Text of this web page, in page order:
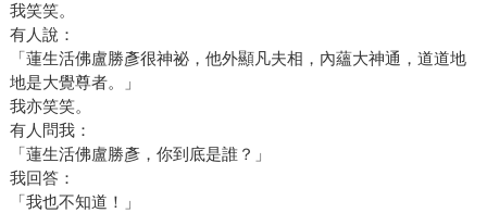
我笑笑。
有人說：
「蓮生活佛盧勝彥很神祕，他外顯凡夫相，內蘊大神通，道道地
地是大覺尊者。」
我亦笑笑。
有人問我：
「蓮生活佛盧勝彥，你到底是誰？」
我回答：
「我也不知道！」